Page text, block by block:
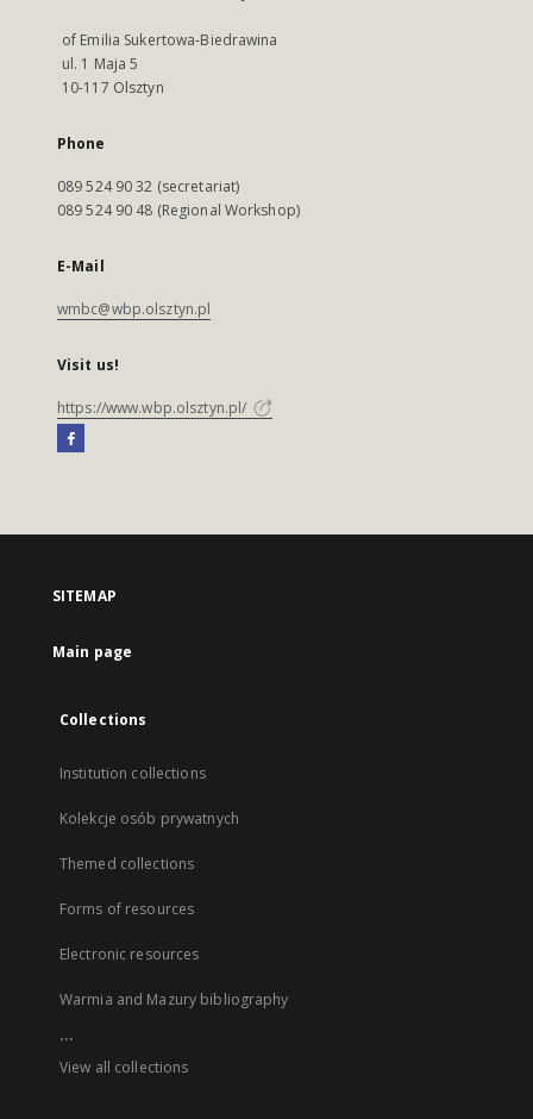
of Emilia Sukertowa-Biedrawina
ul. 1 Maja 5
10-117 Olsztyn
Phone
089 524 90 32 (secretariat)
089 524 90 48 (Regional Workshop)
E-Mail
wmbc@wbp.olsztyn.pl
Visit us!
https://www.wbp.olsztyn.pl/
SITEMAP
Main page
Collections
Institution collections
Kolekcje osób prywatnych
Themed collections
Forms of resources
Electronic resources
Warmia and Mazury bibliography
...
View all collections